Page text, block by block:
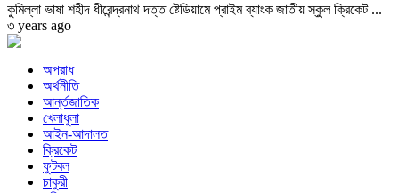
কুমিল্লা ভাষা শহীদ ধীরেন্দ্রনাথ দত্ত ষ্টেডিয়ামে প্রাইম ব্যাংক জাতীয় স্কুল ক্রিকেট ...
৩ years ago
অপরাধ
অর্থনীতি
আর্ন্তজাতিক
খেলাধুলা
আইন-আদালত
ক্রিকেট
ফুটবল
চাকুরী